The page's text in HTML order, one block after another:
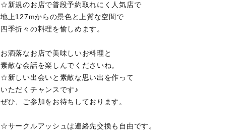
☆新規のお店で普段予約取れにく人気店で
地上127mからの景色と上質な空間で
四季折々の料理を愉しめます。
お洒落なお店で美味しいお料理と
素敵な会話を楽しんでくださいね。
☆新しい出会いと素敵な思い出を作って
いただくチャンスです♪
ぜひ、ご参加をお待ちしております。
☆サークルアッシュは連絡先交換も自由です。